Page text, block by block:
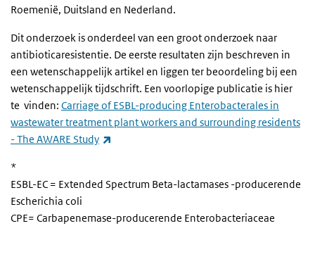
Roemenië, Duitsland en Nederland.
Dit onderzoek is onderdeel van een groot onderzoek naar
antibioticaresistentie. De eerste resultaten zijn beschreven in
een wetenschappelijk artikel en liggen ter beoordeling bij een
wetenschappelijk tijdschrift. Een voorlopige publicatie is hier
te vinden: Carriage of ESBL-producing Enterobacterales in
wastewater treatment plant workers and surrounding residents
- The AWARE Study
*
ESBL-EC = Extended Spectrum Beta-lactamases -producerende
Escherichia coli
CPE= Carbapenemase-producerende Enterobacteriaceae